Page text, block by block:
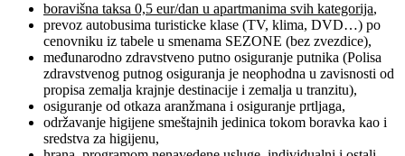
boravišna taksa 0,5 eur/dan u apartmanima svih kategorija,
prevoz autobusima turisticke klase (TV, klima, DVD…) po
cenovniku iz tabele u smenama SEZONE (bez zvezdice),
međunarodno zdravstveno putno osiguranje putnika (Polisa
zdravstvenog putnog osiguranja je neophodna u zavisnosti od
propisa zemalja krajnje destinacije i zemalja u tranzitu),
osiguranje od otkaza aranžmana i osiguranje prtljaga,
održavanje higijene smeštajnih jedinica tokom boravka kao i
sredstva za higijenu,